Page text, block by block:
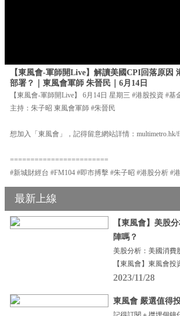
【東風會-軍師開Live】解讀美國CPI回落原因
部署？｜東風會軍師 朱晉民｜6月14日
【東風會-軍師開Live】 6月14日 星期三 #港股投資 #基
主持：朱子昭 東風會軍師 #朱晉民
想加入「東風會」，記得留意網站詳情：multimetro.hk/
========================
#新城財經台 #FM104 #即市搏擊 #朱子昭 #港股分析 #
最新上線
【東風會】美股
陣嗎？
美股分析：美國消費
【東風會】東風會投
2023/11/28
東風會 嚴選值得